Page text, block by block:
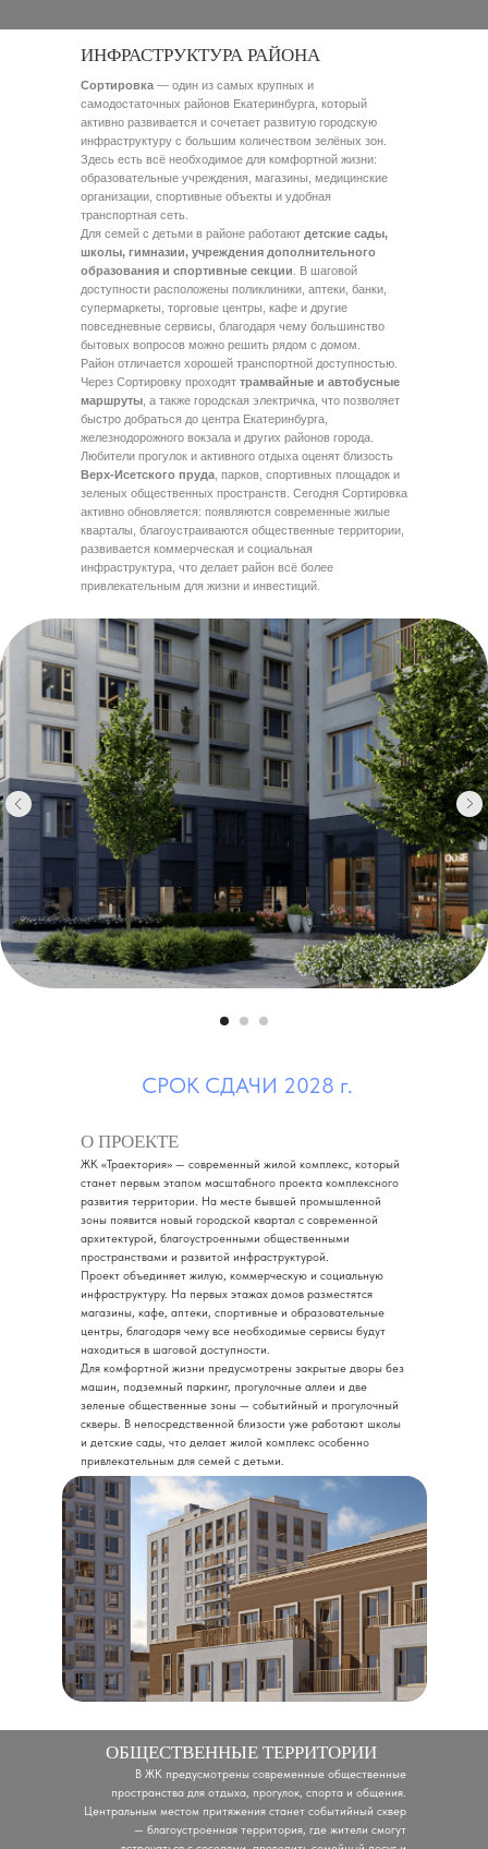
ИНФРАСТРУКТУРА РАЙОНА
Сортировка — один из самых крупных и
самодостаточных районов Екатеринбурга, который
активно развивается и сочетает развитую городскую
инфраструктуру с большим количеством зелёных зон.
Здесь есть всё необходимое для комфортной жизни:
образовательные учреждения, магазины, медицинские
организации, спортивные объекты и удобная
транспортная сеть.
Для семей с детьми в районе работают детские сады,
школы, гимназии, учреждения дополнительного
образования и спортивные секции . В шаговой
доступности расположены поликлиники, аптеки, банки,
супермаркеты, торговые центры, кафе и другие
повседневные сервисы, благодаря чему большинство
бытовых вопросов можно решить рядом с домом.
Район отличается хорошей транспортной доступностью.
Через Сортировку проходят трамвайные и автобусные
маршруты , а также городская электричка, что позволяет
быстро добраться до центра Екатеринбурга,
железнодорожного вокзала и других районов города.
Любители прогулок и активного отдыха оценят близость
Верх-Исетского пруда , парков, спортивных площадок и
зеленых общественных пространств. Сегодня Сортировка
активно обновляется: появляются современные жилые
кварталы, благоустраиваются общественные территории,
развивается коммерческая и социальная
инфраструктура, что делает район всё более
привлекательным для жизни и инвестиций.
СРОК СДАЧИ 2028 г.
ЖК «Траектория» — современный жилой комплекс, который
станет первым этапом масштабного проекта комплексного
развития территории. На месте бывшей промышленной
зоны появится новый городской квартал с современной
архитектурой, благоустроенными общественными
пространствами и развитой инфраструктурой.
Проект объединяет жилую, коммерческую и социальную
инфраструктуру. На первых этажах домов разместятся
магазины, кафе, аптеки, спортивные и образовательные
центры, благодаря чему все необходимые сервисы будут
находиться в шаговой доступности.
Для комфортной жизни предусмотрены закрытые дворы без
машин, подземный паркинг, прогулочные аллеи и две
зеленые общественные зоны — событийный и прогулочный
скверы. В непосредственной близости уже работают школы
и детские сады, что делает жилой комплекс особенно
привлекательным для семей с детьми.
О ПРОЕКТЕ
В ЖК предусмотрены современные общественные
пространства для отдыха, прогулок, спорта и общения.
Центральным местом притяжения станет событийный сквер
— благоустроенная территория, где жители смогут
ОБЩЕСТВЕННЫЕ ТЕРРИТОРИИ